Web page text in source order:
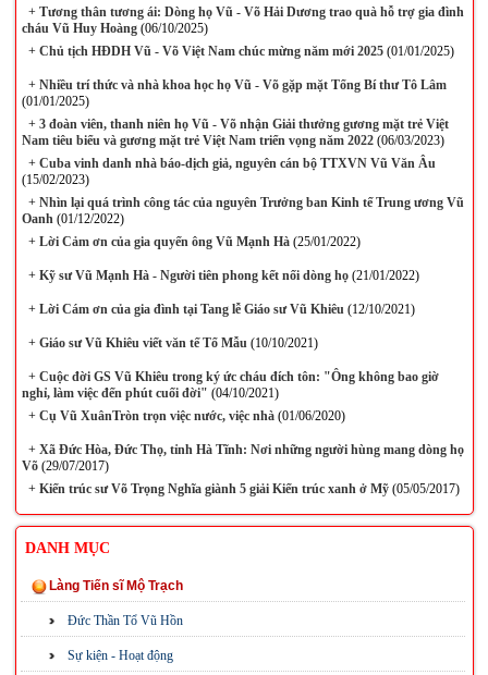
+Tương thân tương ái: Dòng họ Vũ - Võ Hải Dương trao quà hỗ trợ gia đình
cháu Vũ Huy Hoàng(06/10/2025)
+Chủ tịch HĐDH Vũ - Võ Việt Nam chúc mừng năm mới 2025(01/01/2025)
+Nhiều trí thức và nhà khoa học họ Vũ - Võ gặp mặt Tổng Bí thư Tô Lâm
(01/01/2025)
+3 đoàn viên, thanh niên họ Vũ - Võ nhận Giải thưởng gương mặt trẻ Việt
Nam tiêu biểu và gương mặt trẻ Việt Nam triển vọng năm 2022(06/03/2023)
+Cuba vinh danh nhà báo-dịch giả, nguyên cán bộ TTXVN Vũ Văn Âu
(15/02/2023)
+Nhìn lại quá trình công tác của nguyên Trưởng ban Kinh tế Trung ương Vũ
Oanh(01/12/2022)
+Lời Cảm ơn của gia quyến ông Vũ Mạnh Hà(25/01/2022)
+Kỹ sư Vũ Mạnh Hà - Người tiên phong kết nối dòng họ(21/01/2022)
+Lời Cám ơn của gia đình tại Tang lễ Giáo sư Vũ Khiêu(12/10/2021)
+Giáo sư Vũ Khiêu viết văn tế Tổ Mẫu(10/10/2021)
+Cuộc đời GS Vũ Khiêu trong ký ức cháu đích tôn: "Ông không bao giờ
nghỉ, làm việc đến phút cuối đời" (04/10/2021)
+Cụ Vũ XuânTròn trọn việc nước, việc nhà(01/06/2020)
+Xã Đức Hòa, Đức Thọ, tỉnh Hà Tĩnh: Nơi những người hùng mang dòng họ
Võ(29/07/2017)
+Kiến trúc sư Võ Trọng Nghĩa giành 5 giải Kiến trúc xanh ở Mỹ(05/05/2017)
DANH MỤC
Làng Tiến sĩ Mộ Trạch
Đức Thần Tổ Vũ Hồn
Sự kiện - Hoạt động